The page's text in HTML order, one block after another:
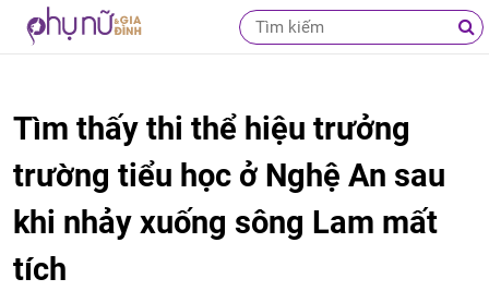
Tìm thấy thi thể hiệu trưởng
trường tiểu học ở Nghệ An sau
khi nhảy xuống sông Lam mất
tích